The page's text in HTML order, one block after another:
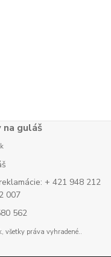
guláš
+ 421 948 212
007
562
všetky práva vyhradené..